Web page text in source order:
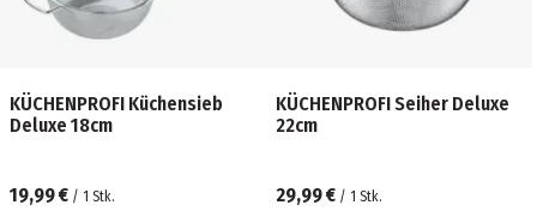
KÜCHENPROFI Küchensieb
Deluxe 18cm
19,99 € / 1 Stk.
KÜCHENPROFI Seiher Deluxe
22cm
29,99 € / 1 Stk.